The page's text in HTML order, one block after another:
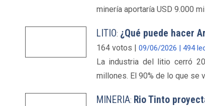
minería aportaría USD 9.000
LITIO: ¿Qué puede hacer
164 votos | 09/06/2026 | 494
La industria del litio cerró
millones. El 90% de lo que se
MINERIA: Rio Tinto